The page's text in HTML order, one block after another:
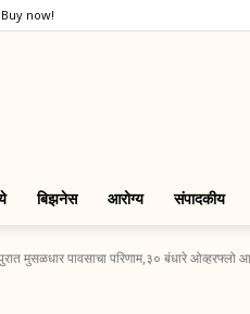
Buy now!
बिझनेस आरोग्य संपादकीय
मुसळधार पावसाचा परिणाम,३० बंधारे ओव्हरफ्लो